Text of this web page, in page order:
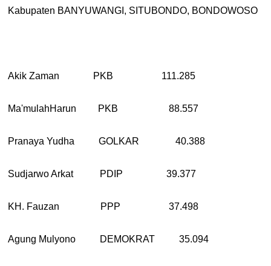
Kabupaten BANYUWANGI, SITUBONDO, BONDOWOSO
Akik Zaman PKB 111.285
Ma'mulahHarun PKB 88.557
Pranaya Yudha GOLKAR 40.388
Sudjarwo Arkat PDIP 39.377
KH. Fauzan PPP 37.498
Agung Mulyono DEMOKRAT 35.094